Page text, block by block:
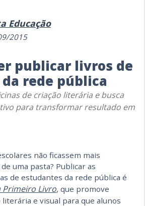
Educação
2015
publicar livros de
rede pública
de criação literária e busca
para transformar resultado em
não ficassem mais
uma pasta? Publicar as
de estudantes da rede pública é
Primeiro Livro, que promove
literária e visual para que alunos